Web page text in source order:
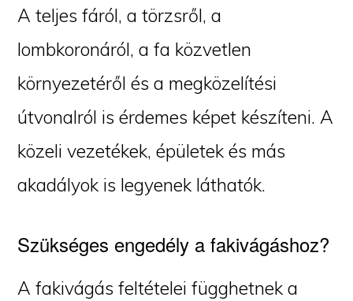
A teljes fáról, a törzsről, a
lombkoronáról, a fa közvetlen
környezetéről és a megközelítési
útvonalról is érdemes képet készíteni. A
közeli vezetékek, épületek és más
akadályok is legyenek láthatók.
Szükséges engedély a fakivágáshoz?
A fakivágás feltételei függhetnek a